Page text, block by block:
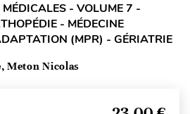
MÉDICALES - VOLUME 7 -
- MÉDECINE
(MPR) - GÉRIATRIE
Meton Nicolas